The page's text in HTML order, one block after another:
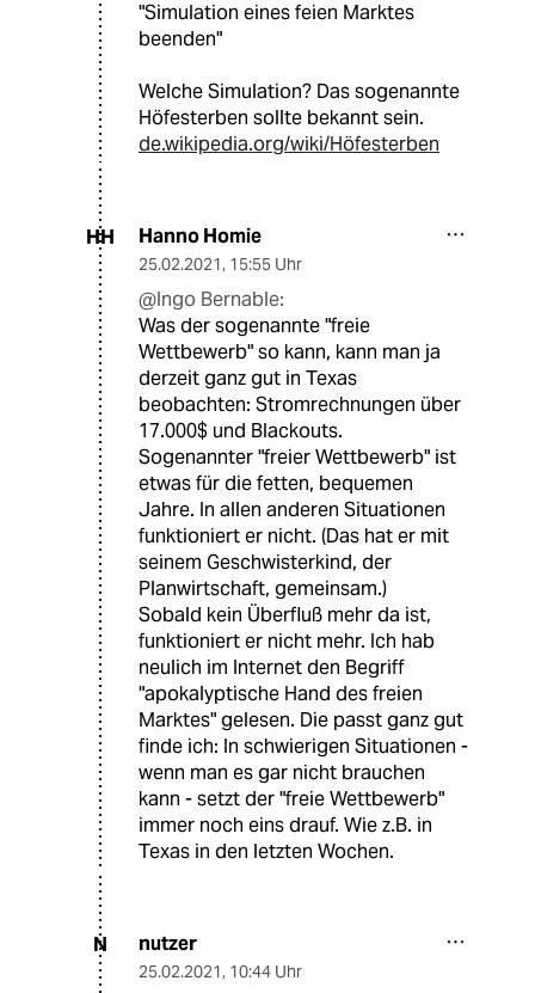
"Simulation eines feien Marktes
beenden"
Welche Simulation? Das sogenannte
Höfesterben sollte bekannt sein.
de.wikipedia.org/wiki/Höfesterben
HH Hanno Homie
25.02.2021, 15:55 Uhr
@Ingo Bernable:
Was der sogenannte "freie
Wettbewerb" so kann, kann man ja
derzeit ganz gut in Texas
beobachten: Stromrechnungen über
17.000$ und Blackouts.
Sogenannter "freier Wettbewerb" ist
etwas für die fetten, bequemen
Jahre. In allen anderen Situationen
funktioniert er nicht. (Das hat er mit
seinem Geschwisterkind, der
Planwirtschaft, gemeinsam.)
Sobald kein Überfluß mehr da ist,
funktioniert er nicht mehr. Ich hab
neulich im Internet den Begriff
"apokalyptische Hand des freien
Marktes" gelesen. Die passt ganz gut
finde ich: In schwierigen Situationen -
wenn man es gar nicht brauchen
kann - setzt der "freie Wettbewerb"
immer noch eins drauf. Wie z.B. in
Texas in den letzten Wochen.
N nutzer
25.02.2021, 10:44 Uhr